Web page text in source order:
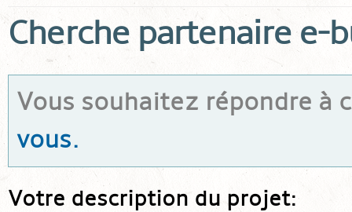
Cherche partenaire e-
Vous souhaitez répondre à
vous.
Votre description du projet: